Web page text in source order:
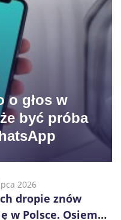
o głos w
być próba
2026
dropie znów
w Polsce. Osiem